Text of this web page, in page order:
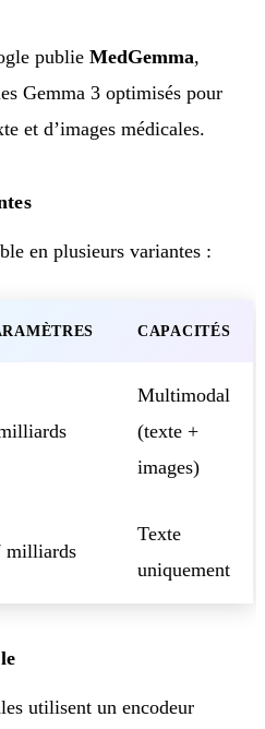
publie MedGemma,
Gemma 3 optimisés pour
et d’images médicales.
en plusieurs variantes :
CAPACITÉS
Multimodal
(texte +
images)
milliards
Texte
uniquement
utilisent un encodeur